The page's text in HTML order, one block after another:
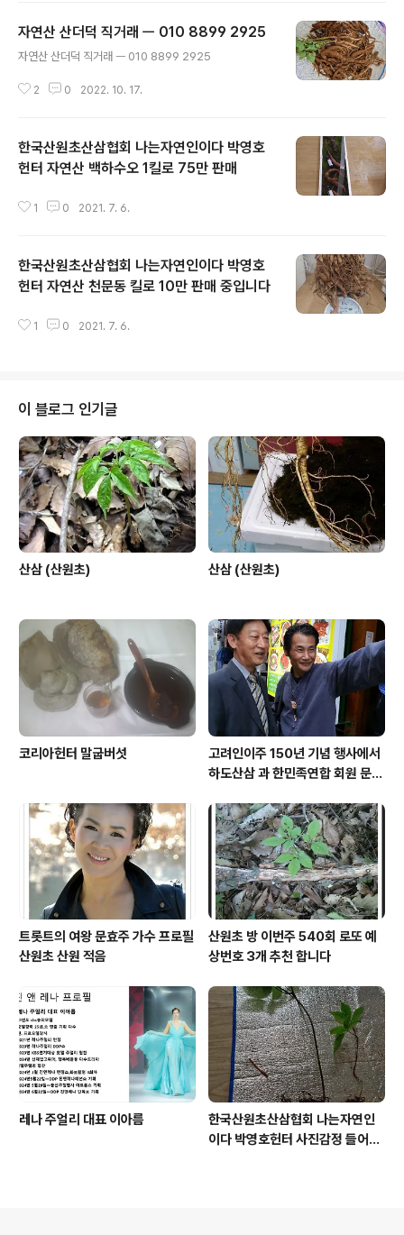
자연산 산더덕 직거래 ㅡ 010 8899 2925
자연산 산더덕 직거래 ㅡ 010 8899 2925
2 0 2022. 10. 17.
한국산원초산삼협회 나는자연인이다 박영호
헌터 자연산 백하수오 1킬로 75만 판매
1 0 2021. 7. 6.
한국산원초산삼협회 나는자연인이다 박영호
헌터 자연산 천문동 킬로 10만 판매 중입니다
1 0 2021. 7. 6.
이 블로그 인기글
산삼 (산원초) 산삼 (산원초)
코리아헌터 말굽버섯
고려인이주 150년 기념 행사에서
하도산삼 과 한민족연합 회원 문효
트롯트의 여왕 문효주 가수 프로필
산원초 산원 적음
산원초 방 이번주 540회 로또 예
상번호 3개 추천 합니다
레나 주얼리 대표 이아름
한국산원초산삼협회 나는자연인
이다 박영호헌터 사진감정 들어운